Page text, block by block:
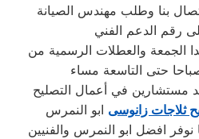
بنا وطلب مهندس الصيانة
رقم الدعم الفني
الجمعة والعطلات الرسمية من
حتى التاسعة مساء
مستشارين في أعمال التصليح
ثلاجات زانوسى ابو النمرس
نوفر افضل ابو النمرس والفنيين